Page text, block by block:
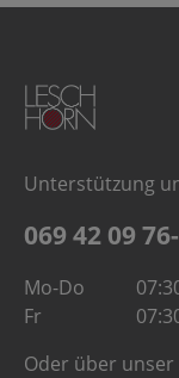
Unterstützung
069 42 09
Mo-Do
Fr
Oder über unser